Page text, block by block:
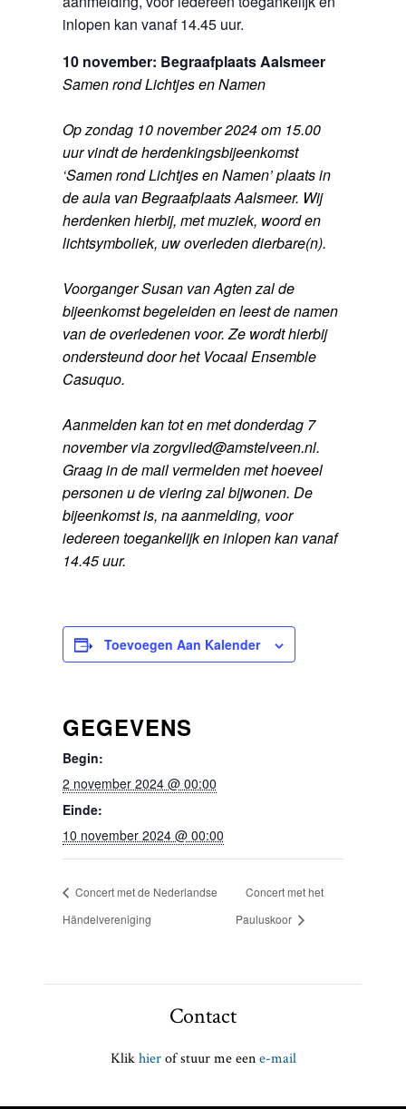
inlopen kan vanaf 14.45 uur.
10 november: Begraafplaats Aalsmeer
Samen rond Lichtjes en Namen
Op zondag 10 november 2024 om 15.00
uur vindt de herdenkingsbijeenkomst
‘Samen rond Lichtjes en Namen’ plaats in
de aula van Begraafplaats Aalsmeer. Wij
herdenken hierbij, met muziek, woord en
lichtsymboliek, uw overleden dierbare(n).
Voorganger Susan van Agten zal de
bijeenkomst begeleiden en leest de namen
van de overledenen voor. Ze wordt hierbij
ondersteund door het Vocaal Ensemble
Casuquo.
Aanmelden kan tot en met donderdag 7
november viazorgvlied@amstelveen.nl.
Graag in de mail vermelden met hoeveel
personen u de viering zal bijwonen. De
bijeenkomst is, na aanmelding, voor
iedereen toegankelijk en inlopen kan vanaf
14.45 uur.
Toevoegen Aan Kalender
GEGEVENS
Begin:
2 november 2024 @ 00:00
Einde:
10 november 2024 @ 00:00
Concert met de Nederlandse
Händelvereniging
Concert met het
Pauluskoor
Contact
Klikhierof stuur me eene-mail